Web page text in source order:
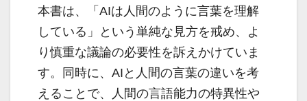
本書は、「AIは人間のように言葉を理解
している」という単純な見方を戒め、よ
り慎重な議論の必要性を訴えかけていま
す。同時に、AIと人間の言葉の違いを考
えることで、人間の言語能力の特異性や